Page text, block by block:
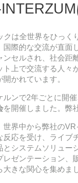
クは全世界をひっく
国際的な交流が直面
ンセルされ、社会距
ト上で交流する人々
かれています。
ンで2年ごとに開
を開催しました。弊
世界中から弊社の
反応を受け、ライブ
とシステムソリュー
レゼンテーション
きな関心を集めま